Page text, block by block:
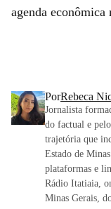
agenda econômica
PorRebeca
Jornalista
do factual e
trajetória que
Estado de
plataformas e
Rádio Itatiaia,
Minas Gerais,